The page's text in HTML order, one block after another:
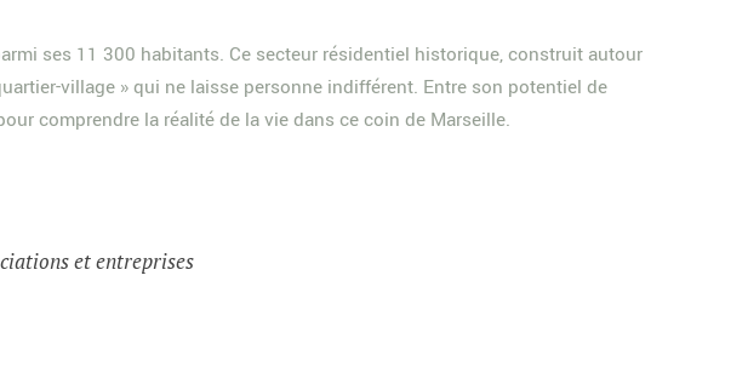
ses 11 300 habitants. Ce secteur résidentiel historique, construit autour
village » qui ne laisse personne indifférent. Entre son potentiel de
comprendre la réalité de la vie dans ce coin de Marseille.
et entreprises